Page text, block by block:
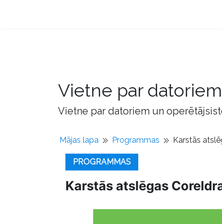
Vietne par
Vietne par datoriem un
Mājas lapa Programmas Karstās
PROGRAMMAS
Karstās atslēgas